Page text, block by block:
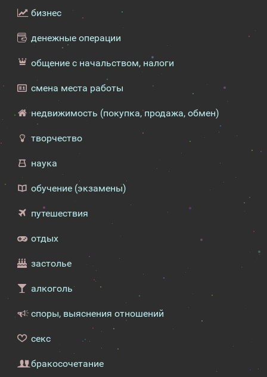
бизнес
денежные операции
общение с начальством, налоги
смена места работы
недвижимость (покупка, продажа, обмен)
творчество
наука
обучение (экзамены)
путешествия
отдых
застолье
алкоголь
споры, выяснения отношений
секс
бракосочетание